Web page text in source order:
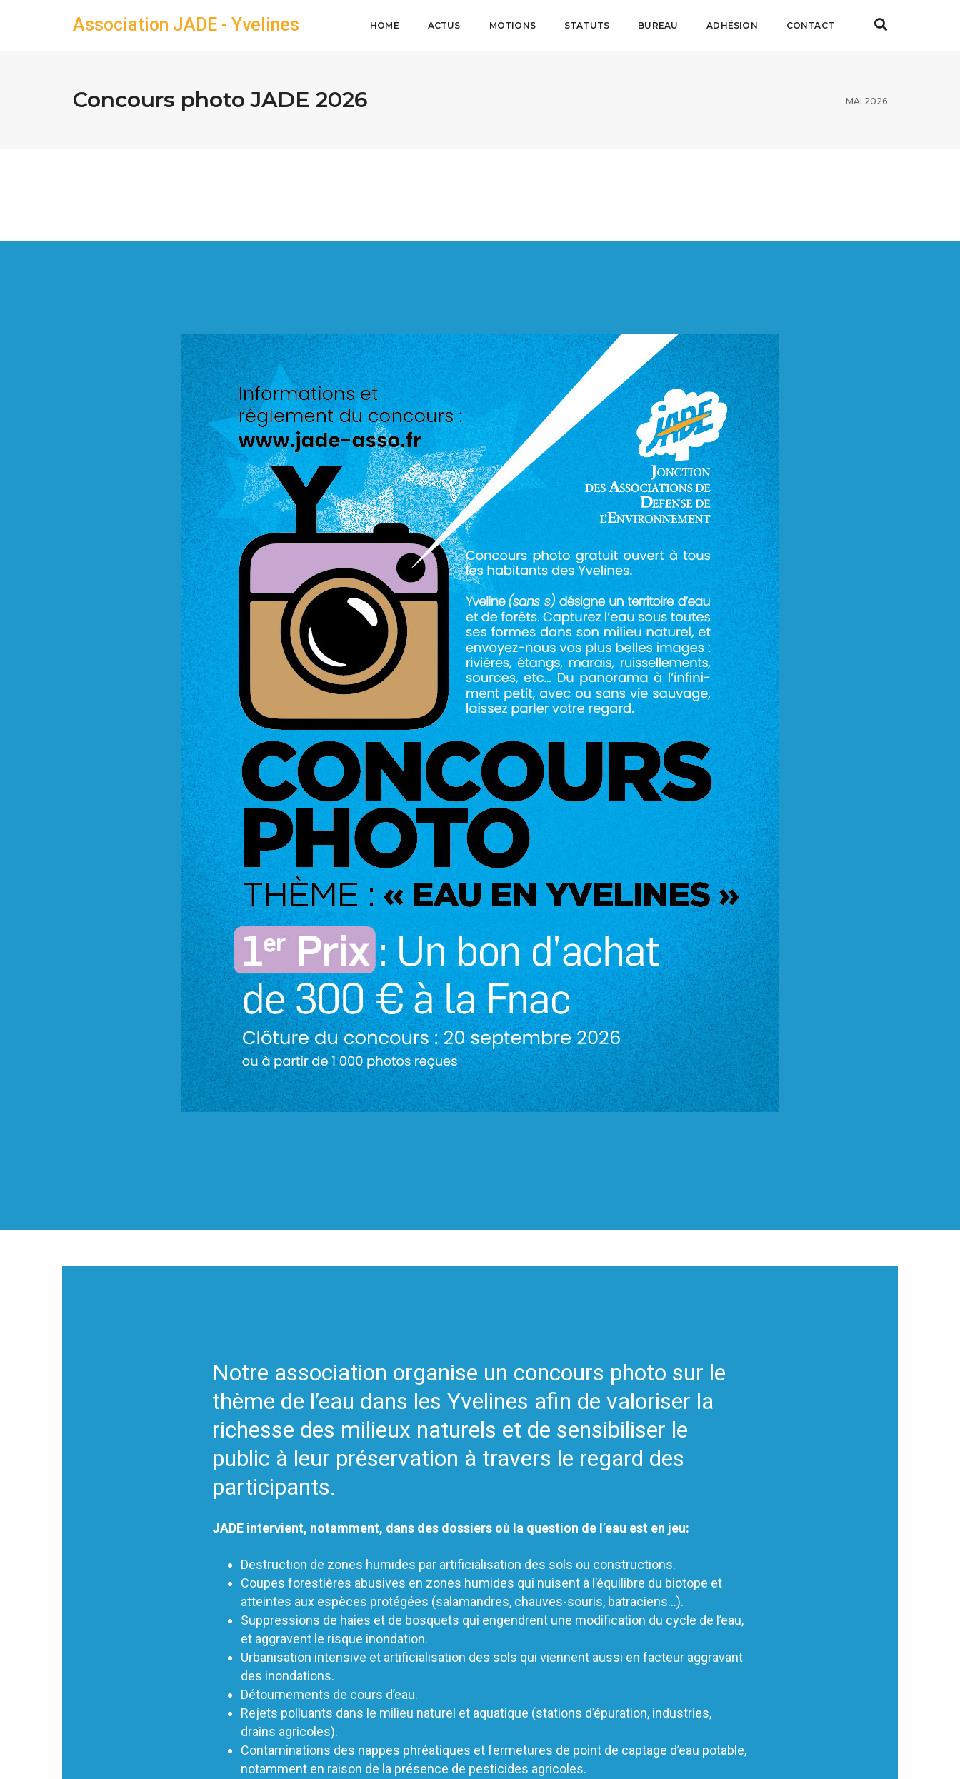
Association JADE - Yvelines HOME ACTUS MOTIONS STATUTS BUREAU ADHÉSION CONTACT
Concours photo JADE 2026 MAI 2026
Notre association organise un concours photo sur le
thème de l’eau dans les Yvelines afin de valoriser la
richesse des milieux naturels et de sensibiliser le
public à leur préservation à travers le regard des
participants.
JADE intervient, notamment, dans des dossiers où la question de l’eau est en jeu:
Destruction de zones humides par artificialisation des sols ou constructions.
Coupes forestières abusives en zones humides qui nuisent à l’équilibre du biotope et
atteintes aux espèces protégées (salamandres, chauves-souris, batraciens…).
Suppressions de haies et de bosquets qui engendrent une modification du cycle de l’eau,
et aggravent le risque inondation.
Urbanisation intensive et artificialisation des sols qui viennent aussi en facteur aggravant
des inondations.
Détournements de cours d’eau.
Rejets polluants dans le milieu naturel et aquatique (stations d’épuration, industries,
drains agricoles).
Contaminations des nappes phréatiques et fermetures de point de captage d’eau potable,
notamment en raison de la présence de pesticides agricoles.